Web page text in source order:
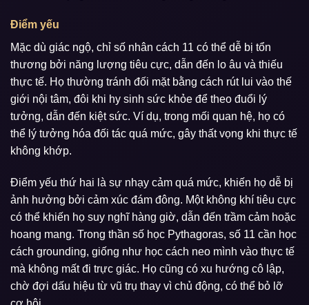
Điểm yếu
Mặc dù giác ngộ, chỉ số nhân cách 11 có thể dễ bị tổn
thương bởi năng lượng tiêu cực, dẫn đến lo âu và thiếu
thực tế. Họ thường tránh đối mặt bằng cách rút lui vào thế
giới nội tâm, đôi khi hy sinh sức khỏe để theo đuổi lý
tưởng, dẫn đến kiệt sức. Ví dụ, trong mối quan hệ, họ có
thể lý tưởng hóa đối tác quá mức, gây thất vọng khi thực tế
không khớp.
Điểm yếu thứ hai là sự nhạy cảm quá mức, khiến họ dễ bị
ảnh hưởng bởi cảm xúc đám đông. Một không khí tiêu cực
có thể khiến họ suy nghĩ hàng giờ, dẫn đến trầm cảm hoặc
hoang mang. Trong thần số học Pythagoras, số 11 cần học
cách grounding, giống như học cách neo mình vào thực tế
mà không mất đi trực giác. Họ cũng có xu hướng cô lập,
chờ đợi dấu hiệu từ vũ trụ thay vì chủ động, có thể bỏ lỡ